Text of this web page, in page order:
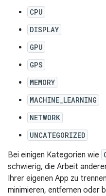
CPU
DISPLAY
GPU
GPS
MEMORY
MACHINE_LEARNING
NETWORK
UNCATEGORIZED
Bei einigen Kategorien wie
schwierig, die Arbeit
Ihrer eigenen App zu
minimieren, entfernen oder